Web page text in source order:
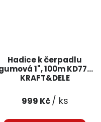
Hadice k čerpadlu
1", 100m KD777
KRAFT&DELE
999 Kč/ ks